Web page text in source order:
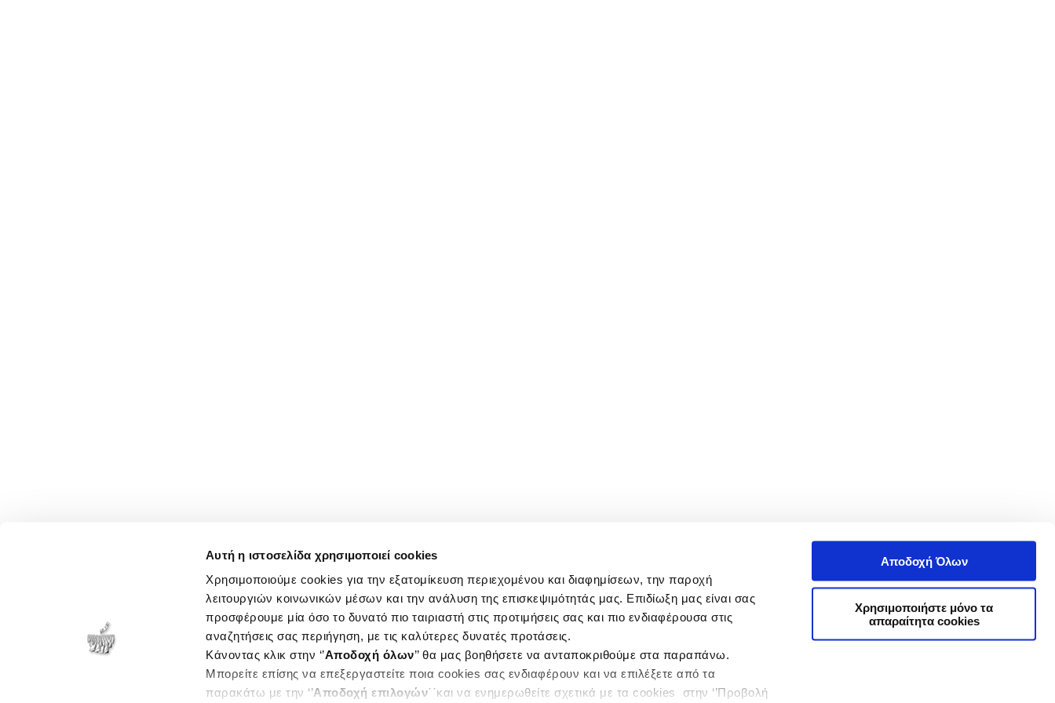
Αυτή η ιστοσελίδα χρησιμοποιεί cookies
Χρησιμοποιούμε cookies για την εξατομίκευση περιεχομένου και διαφημίσεων, την παροχή
λειτουργιών κοινωνικών μέσων και την ανάλυση της επισκεψιμότητάς μας. Επιδίωξη μας είναι σας
προσφέρουμε μία όσο το δυνατό πιο ταιριαστή στις προτιμήσεις σας και πιο ενδιαφέρουσα στις
αναζητήσεις σας περιήγηση, με τις καλύτερες δυνατές προτάσεις.
Κάνοντας κλικ στην ‘’Αποδοχή όλων’’ θα μας βοηθήσετε να ανταποκριθούμε στα παραπάνω.
Μπορείτε επίσης να επεξεργαστείτε ποια cookies σας ενδιαφέρουν και να επιλέξετε από τα
παρακάτω με την ‘’Αποδοχή επιλογών΄΄και να ενημερωθείτε σχετικά με τα cookies στην ‘’Προβολή
Αποδοχή Όλων
Χρησιμοποιήστε μόνο τα
απαραίτητα cookies